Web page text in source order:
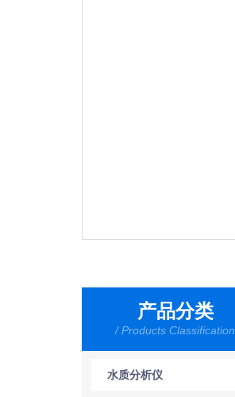
产品分类
/ Products Classification
水质分析仪